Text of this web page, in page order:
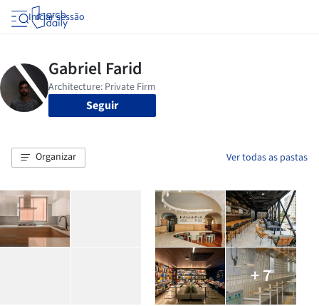
Iniciar sessão
Seguir
Organizar Ver todas as pastas
+ 7